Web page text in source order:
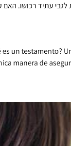
un
manera de